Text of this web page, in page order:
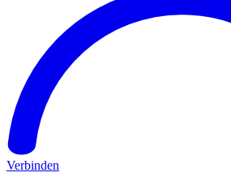
Verbinden